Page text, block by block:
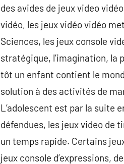
des avides de jeux video
vidéo, les jeux vidéo vidéo
Sciences, les jeux console
stratégique, l’imagination, la
tôt un enfant contient le
solution à des activités de
L’adolescent est par la suite
défendues, les jeux video de
un temps rapide. Certains
jeux console d’expressions,